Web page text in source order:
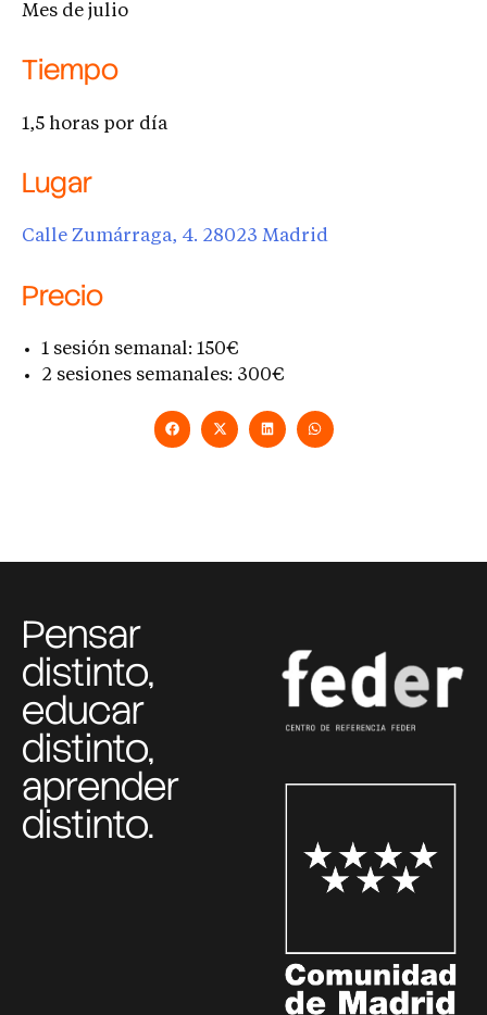
Mes de julio
Tiempo
1,5 horas por día
Lugar
Calle Zumárraga, 4. 28023 Madrid
Precio
1 sesión semanal: 150€
2 sesiones semanales: 300€
Pensar
distinto,
educar
distinto,
aprender
distinto.